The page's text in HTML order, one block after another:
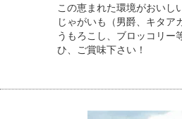
この恵まれた環境がおいし
じゃがいも（男爵、キタア
うもろこし、ブロッコリー
ひ、ご賞味下さい！